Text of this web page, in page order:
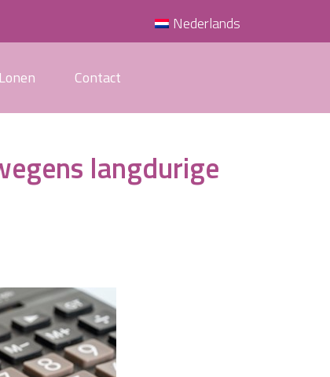
Nederlands
Contact
langdurige